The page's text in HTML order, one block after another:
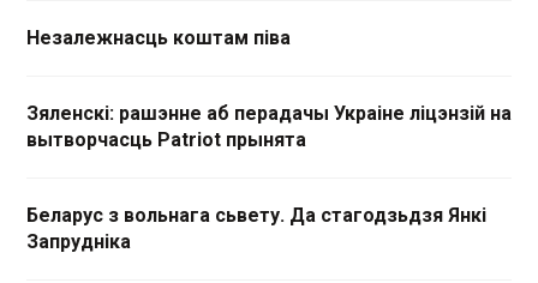
Незалежнасць коштам піва
Зяленскі: рашэнне аб перадачы Украіне ліцэнзій на
вытворчасць Patriot прынята
Беларус з вольнага сьвету. Да стагодзьдзя Янкі
Запрудніка